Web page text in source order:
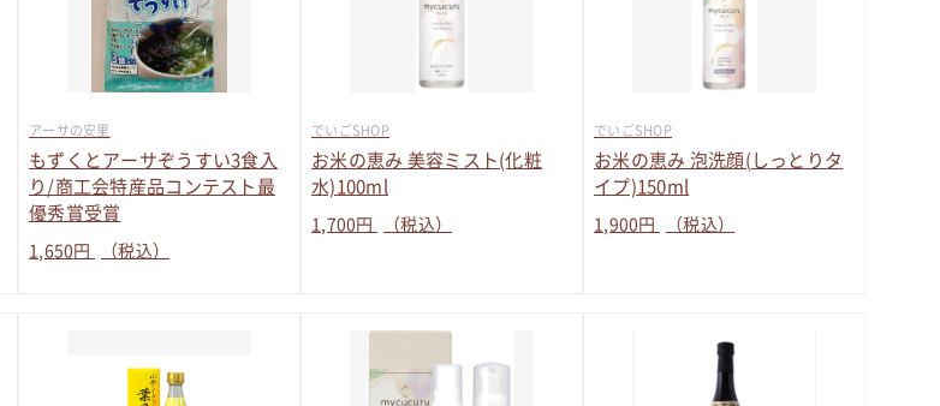
アーサの安里
もずくとアーサぞうすい3食入
り/商工会特産品コンテスト最
優秀賞受賞
1,650円 （税込）
でいごSHOP
お米の恵み 美容ミスト(化粧
水)100ml
1,700円 （税込）
でいごSHOP
お米の恵み 泡洗顔(しっとりタ
イプ)150ml
1,900円 （税込）